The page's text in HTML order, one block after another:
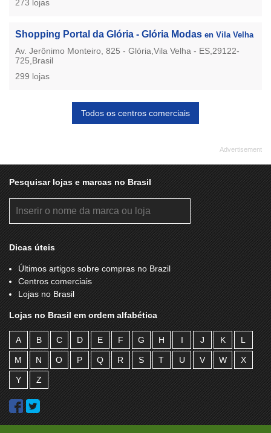
273 lojas
Shopping Portal da Glória - Glória Modas en Vila Velha
Av. Jerônimo Monteiro, 825 - Glória,Vila Velha - ES,29122-
725,Brasil
299 lojas
Todos os centros comerciais
Pesquisar lojas e marcas no Brasil
Dicas úteis
Últimos artigos sobre compras no Brazil
Centros comerciais
Lojas no Brasil
Lojas no Brasil em ordem alfabética
A B C D E F G H I J K L
M N O P Q R S T U V W X
Y Z